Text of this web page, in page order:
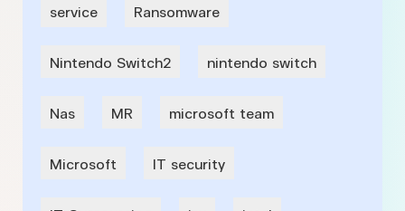
service Ransomware
Nintendo Switch2 nintendo switch
Nas MR microsoft team
Microsoft IT security